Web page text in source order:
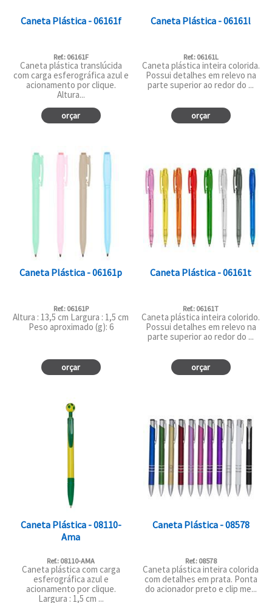
Caneta Plástica - 06161f
Ref.: 06161F
Caneta plástica translúcida
com carga esferográfica azul e
acionamento por clique.
Altura...
orçar
Caneta Plástica - 06161l
Ref.: 06161L
Caneta plástica inteira colorida.
Possui detalhes em relevo na
parte superior ao redor do ...
orçar
Caneta Plástica - 06161p
Ref.: 06161P
Altura : 13,5 cm Largura : 1,5 cm
Peso aproximado (g): 6
orçar
Caneta Plástica - 06161t
Ref.: 06161T
Caneta plástica inteira colorido.
Possui detalhes em relevo na
parte superior ao redor do ...
orçar
Caneta Plástica - 08110-
Ama
Ref.: 08110-AMA
Caneta plástica com carga
esferográfica azul e
acionamento por clique.
Largura : 1,5 cm ...
Caneta Plástica - 08578
Ref.: 08578
Caneta plástica inteira colorida
com detalhes em prata. Ponta
do acionador preto e clip me...